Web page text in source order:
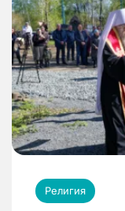
Религия